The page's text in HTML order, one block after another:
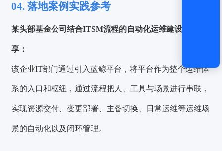
04.落地案例实践参考
某头部基金公司结合ITSM流程的自动化运维建设实践分
享：
该企业IT部门通过引入蓝鲸平台，将平台作为整个运维体
系的入口和枢纽，通过流程把人、工具与场景进行串联，
实现资源交付、变更部署、主备切换、日常运维等运维场
景的自动化以及闭环管理。